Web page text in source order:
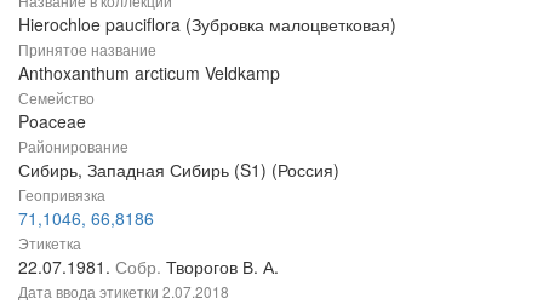
Hierochloe pauciflora (Зубровка малоцветковая)
Принятое название
Anthoxanthum arcticum Veldkamp
Семейство
Poaceae
Районирование
Сибирь, Западная Сибирь (S1) (Россия)
Геопривязка
71,1046, 66,8186
Этикетка
22.07.1981. Собр. Творогов В. А.
Дата ввода этикетки 2.07.2018